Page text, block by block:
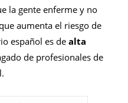
la gente enferme y no
aumenta el riesgo de
español es de alta
de profesionales de